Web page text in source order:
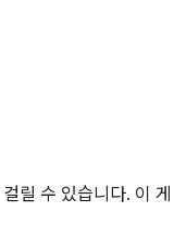
릴 수 있습니다. 이 게